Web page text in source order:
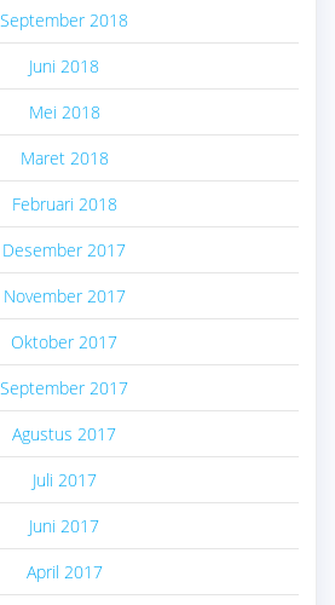
September 2018
Juni 2018
Mei 2018
Maret 2018
Februari 2018
Desember 2017
November 2017
Oktober 2017
September 2017
Agustus 2017
Juli 2017
Juni 2017
April 2017